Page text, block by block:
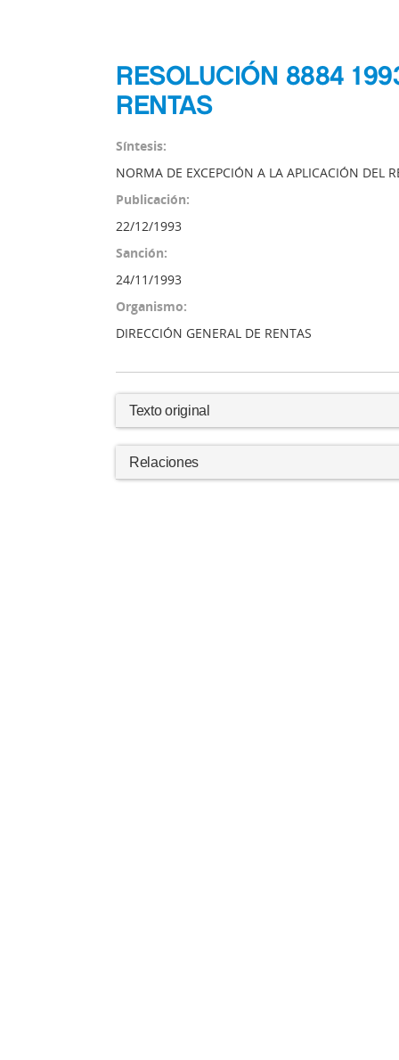
RESOLUCIÓN 8884
RENTAS
Síntesis:
NORMA DE EXCEPCIÓN A LA APLICACIÓN DEL
Publicación:
22/12/1993
Sanción:
24/11/1993
Organismo:
DIRECCIÓN GENERAL DE RENTAS
Texto original
Relaciones